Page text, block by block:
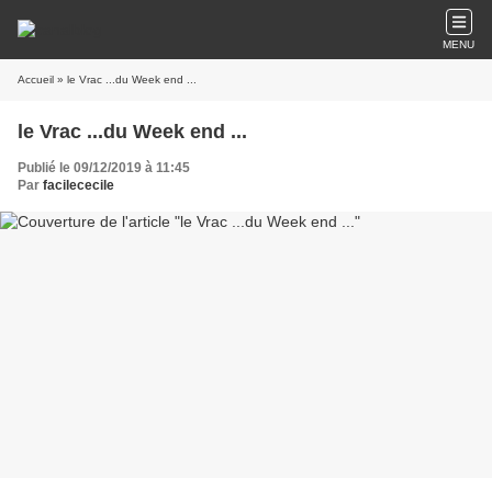
MENU
Accueil » le Vrac ...du Week end ...
le Vrac ...du Week end ...
Publié le 09/12/2019 à 11:45
Par facilececile